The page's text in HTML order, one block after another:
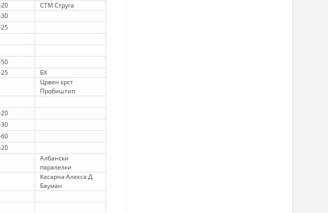
MATERIAL
СТМ Струга
БХ
Црвен крст
Пробиштип
Албански
паралелки
Касарна Алекса Д.
Бауман